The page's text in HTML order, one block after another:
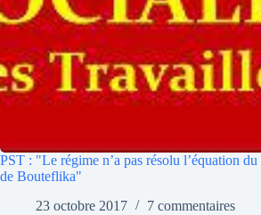
PST : "Le régime n’a pas résolu l’équation
de Bouteflika"
23 octobre 2017
7 commentaires